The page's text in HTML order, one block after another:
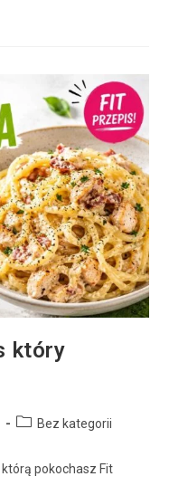
który
Bez kategorii
pokochasz Fit